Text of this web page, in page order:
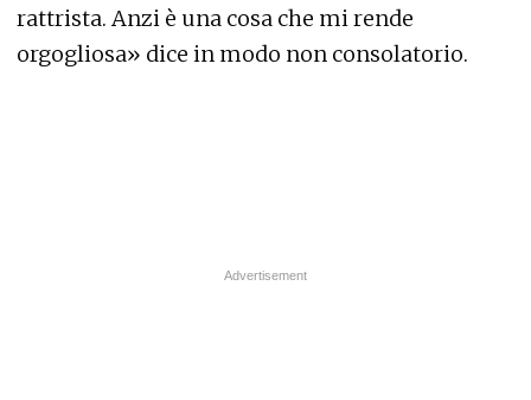
rattrista. Anzi è una cosa che mi rende
orgogliosa» dice in modo non consolatorio.